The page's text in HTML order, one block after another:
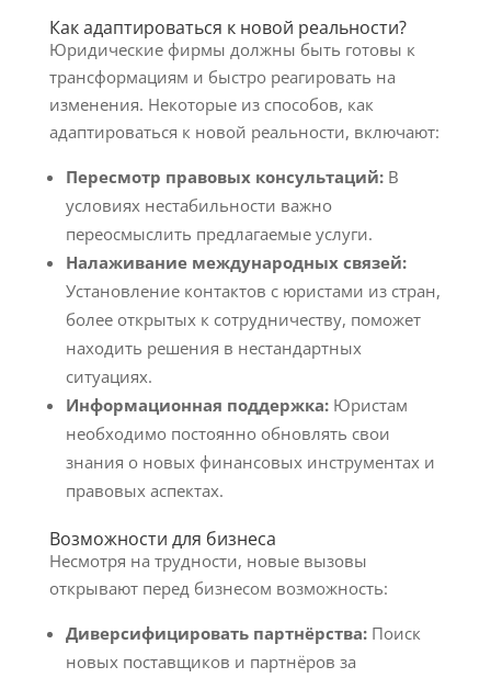
Как адаптироваться к новой реальности?
Юридические фирмы должны быть готовы к
трансформациям и быстро реагировать на
изменения. Некоторые из способов, как
адаптироваться к новой реальности, включают:
Пересмотр правовых консультаций:В
условиях нестабильности важно
переосмыслить предлагаемые услуги.
Налаживание международных связей:
Установление контактов с юристами из стран,
более открытых к сотрудничеству, поможет
находить решения в нестандартных
ситуациях.
Информационная поддержка:Юристам
необходимо постоянно обновлять свои
знания о новых финансовых инструментах и
правовых аспектах.
Возможности для бизнеса
Несмотря на трудности, новые вызовы
открывают перед бизнесом возможность:
Диверсифицировать партнёрства:Поиск
новых поставщиков и партнёров за